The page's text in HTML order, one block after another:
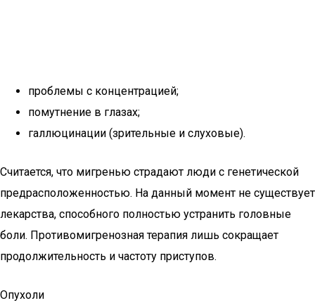
проблемы с концентрацией;
помутнение в глазах;
галлюцинации (зрительные и слуховые).
Считается, что мигренью страдают люди с генетической
предрасположенностью. На данный момент не существует
лекарства, способного полностью устранить головные
боли. Противомигренозная терапия лишь сокращает
продолжительность и частоту приступов.
Опухоли